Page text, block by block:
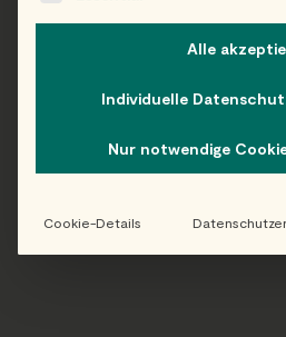
Folge uns auf
Alle
Individuelle
Nur notwendige
Cookie-Details